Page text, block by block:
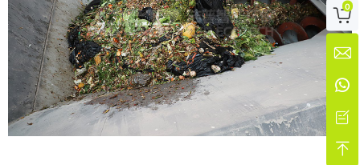

0



